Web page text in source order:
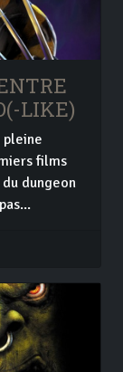
LIKE)
films
dungeon